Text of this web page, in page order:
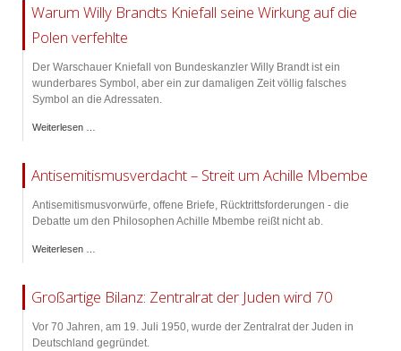
Warum Willy Brandts Kniefall seine Wirkung auf die
Polen verfehlte
Der Warschauer Kniefall von Bundeskanzler Willy Brandt ist ein
wunderbares Symbol, aber ein zur damaligen Zeit völlig falsches
Symbol an die Adressaten.
Weiterlesen …
Antisemitismusverdacht – Streit um Achille Mbembe
Antisemitismusvorwürfe, offene Briefe, Rücktrittsforderungen - die
Debatte um den Philosophen Achille Mbembe reißt nicht ab.
Weiterlesen …
Großartige Bilanz: Zentralrat der Juden wird 70
Vor 70 Jahren, am 19. Juli 1950, wurde der Zentralrat der Juden in
Deutschland gegründet.